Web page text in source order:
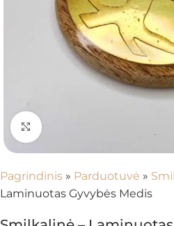
Spustelėkite, kad
Pagrindinis » Parduotuvė »
Laminuotas Gyvybės Medis